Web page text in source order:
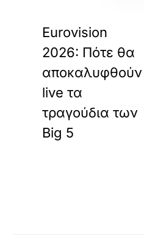
Eurovision
2026: Πότε θα
αποκαλυφθούν
live τα
τραγούδια των
Big 5